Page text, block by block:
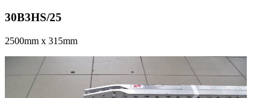
30B3HS/25
2500mm x 315mm